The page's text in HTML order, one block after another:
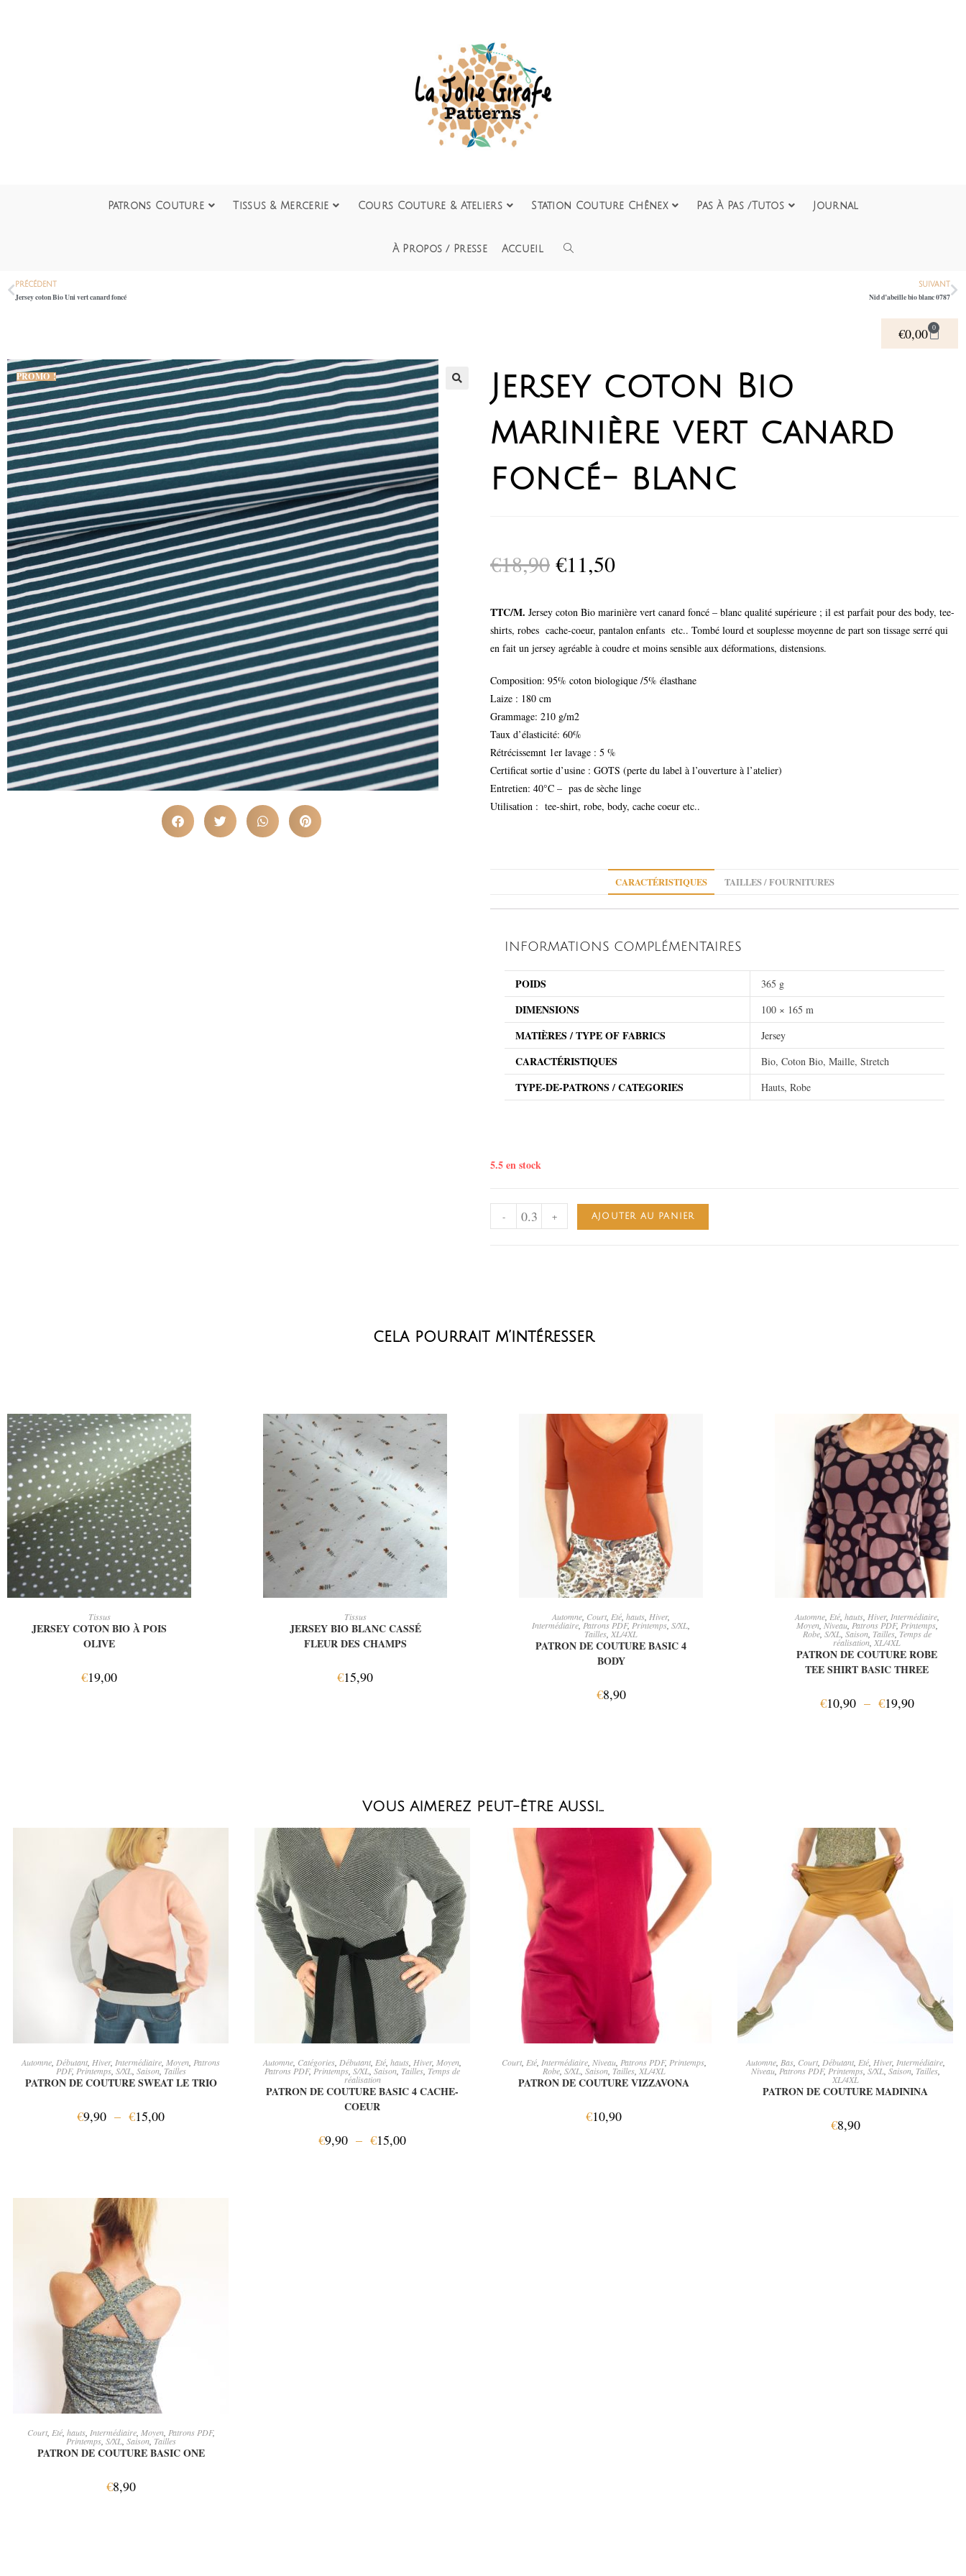
Patrons Couture Tissus & Mercerie Cours Couture & Ateliers Station Couture Chênex Pas À Pas /Tutos Journal
À Propos / Presse Accueil
PRÉCÉDENT
Jersey coton Bio Uni vert canard foncé
SUIVANT
Nid d’abeille bio blanc 0787
€0,00 0
PROMO !
Jersey coton Bio
marinière vert canard
foncé- blanc
€18,90 €11,50
TTC/M. Jersey coton Bio marinière vert canard foncé – blanc qualité supérieure ; il est parfait pour des body, tee-
shirts, robes cache-coeur, pantalon enfants etc.. Tombé lourd et souplesse moyenne de part son tissage serré qui
en fait un jersey agréable à coudre et moins sensible aux déformations, distensions.
Composition: 95% coton biologique /5% élasthane
Laize : 180 cm
Grammage: 210 g/m2
Taux d’élasticité: 60%
Rétrécissemnt 1er lavage : 5 %
Certificat sortie d’usine : GOTS (perte du label à l’ouverture à l’atelier)
Entretien: 40°C – pas de sèche linge
Utilisation : tee-shirt, robe, body, cache coeur etc..
CARACTÉRISTIQUES TAILLES / FOURNITURES
INFORMATIONS COMPLÉMENTAIRES
POIDS 365 g
DIMENSIONS 100 × 165 m
MATIÈRES / TYPE OF FABRICS Jersey
CARACTÉRISTIQUES Bio, Coton Bio, Maille, Stretch
TYPE-DE-PATRONS / CATEGORIES Hauts, Robe
5.5 en stock
- + AJOUTER AU PANIER
cela pourrait m’intéresser
Tissus
JERSEY COTON BIO À POIS
OLIVE
€19,00
Tissus
JERSEY BIO BLANC CASSÉ
FLEUR DES CHAMPS
€15,90
AJOUTER AU PANIER
Automne Court Eté hauts Hiver,
Intermédiaire ,Patrons PDF, Printemps, S/XL
Tailles XL/4XL
PATRON DE COUTURE BASIC 4
BODY
€8,90
CHOIX DES OPTIONS
Automne, Eté, hauts, Hiver, Intermédiaire,
Moyen, Niveau, Patrons PDF, Printemps,
Robe, S/XL, Saison, Tailles, Temps de
réalisation XL/4XL
PATRON DE COUTURE ROBE
TEE SHIRT BASIC THREE
€10,90 – €19,90
VOUS AIMEREZ PEUT-ÊTRE AUSSI…
CHOIX DES OPTIONS
Automne Débutant Hiver, Intermédiaire Moyen Patrons
PDF, Printemps, S/XL, Saison,Tailles
PATRON DE COUTURE SWEAT LE TRIO
€9,90 – €15,00
CHOIX DES OPTIONS
Automne Catégories Débutant Eté hauts Hiver, Moyen
Patrons PDF, Printemps S/XL,Saison Tailles Temps de
réalisation
PATRON DE COUTURE BASIC 4 CACHE-
COEUR
€9,90 – €15,00
AJOUTER AU PANIER
Court, Eté, Intermédiaire, Niveau, Patrons PDF, Printemps,
Robe, S/XL, Saison, Tailles, XL/4XL
PATRON DE COUTURE VIZZAVONA
€10,90
AJOUTER AU PANIER
Automne, Bas, Court, Débutant, Eté, Hiver, Intermédiaire,
Niveau, Patrons PDF, Printemps, S/XL, Saison, Tailles,
XL/4XL
PATRON DE COUTURE MADININA
€8,90
AJOUTER AU PANIER
Court, Eté, hauts, Intermédiaire, Moyen, Patrons PDF,
Printemps, S/XL, Saison,Tailles
PATRON DE COUTURE BASIC ONE
€8,90